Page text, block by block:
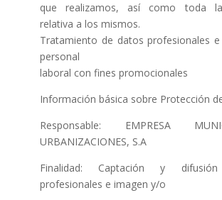
que realizamos, así como toda
relativa a los mismos.
Tratamiento de datos profesionales
personal
laboral con fines promocionales
Información básica sobre Protección
Responsable: EMPRESA
URBANIZACIONES, S.A
Finalidad: Captación y
profesionales e imagen y/o